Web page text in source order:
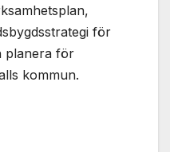
för
planera för
kommun.